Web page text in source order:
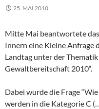
25. MAI 2010
Mitte Mai beantwortete
Innern eine Kleine Anfrage
Landtag unter der
Gewaltbereitschaft 2010“.
Dabei wurde die Frage
werden in die Kategorie C